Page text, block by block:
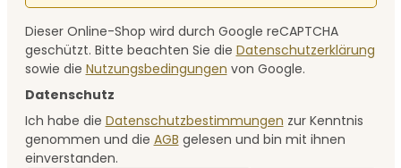
Dieser Online-Shop wird durch Google reCAPTCHA
geschützt. Bitte beachten Sie die Datenschutzerklärung
sowie die Nutzungsbedingungen von Google.
Datenschutz
Ich habe die Datenschutzbestimmungen zur Kenntnis
genommen und die AGB gelesen und bin mit ihnen
einverstanden.